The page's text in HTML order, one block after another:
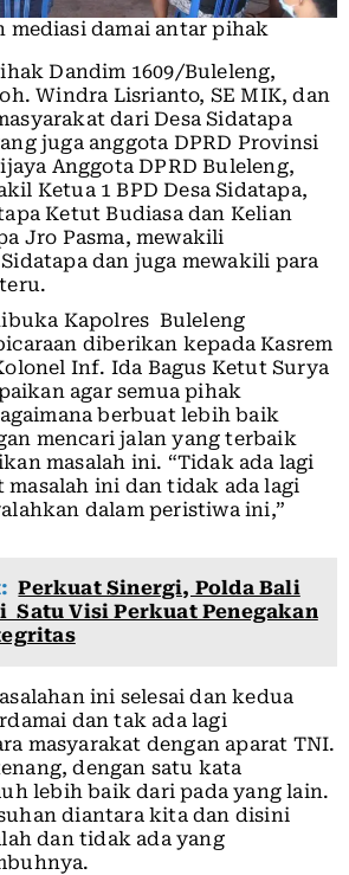
mediasi damai antar pihak
Dandim 1609/Buleleng,
Windra Lisrianto, SE MIK, dan
dari Desa Sidatapa
juga anggota DPRD Provinsi
Anggota DPRD Buleleng,
Ketua 1 BPD Desa Sidatapa,
Ketut Budiasa dan Kelian
Jro Pasma, mewakili
dan juga mewakili para
Kapolres Buleleng
diberikan kepada Kasrem
Inf. Ida Bagus Ketut Surya
agar semua pihak
berbuat lebih baik
mencari jalan yang terbaik
masalah ini. “Tidak ada lagi
ini dan tidak ada lagi
dalam peristiwa ini,”
Perkuat Sinergi, Polda Bali
Satu Visi Perkuat Penegakan
ini selesai dan kedua
dan tak ada lagi
masyarakat dengan aparat TNI.
dengan satu kata
lebih baik dari pada yang lain.
diantara kita dan disini
dan tidak ada yang